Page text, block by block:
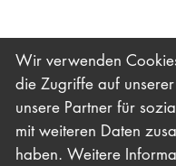
Wir verwenden
die Zugriffe auf
unsere Partner für
mit weiteren Daten
haben. Weitere